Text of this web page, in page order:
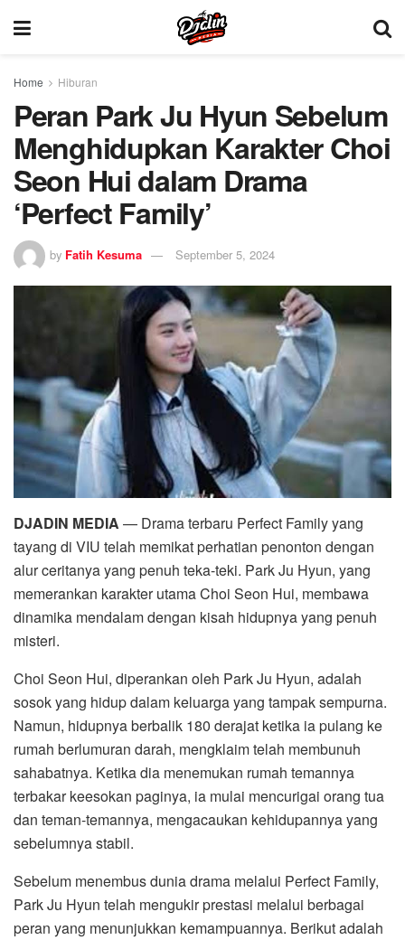
Home Hiburan
Peran Park Ju Hyun Sebelum
Menghidupkan Karakter Choi
Seon Hui dalam Drama
‘Perfect Family’
by Fatih Kesuma September 5, 2024
DJADIN MEDIA — Drama terbaru Perfect Family yang
tayang di VIU telah memikat perhatian penonton dengan
alur ceritanya yang penuh teka-teki. Park Ju Hyun, yang
memerankan karakter utama Choi Seon Hui, membawa
dinamika mendalam dengan kisah hidupnya yang penuh
misteri.
Choi Seon Hui, diperankan oleh Park Ju Hyun, adalah
sosok yang hidup dalam keluarga yang tampak sempurna.
Namun, hidupnya berbalik 180 derajat ketika ia pulang ke
rumah berlumuran darah, mengklaim telah membunuh
sahabatnya. Ketika dia menemukan rumah temannya
terbakar keesokan paginya, ia mulai mencurigai orang tua
dan teman-temannya, mengacaukan kehidupannya yang
sebelumnya stabil.
Sebelum menembus dunia drama melalui Perfect Family,
Park Ju Hyun telah mengukir prestasi melalui berbagai
peran yang menunjukkan kemampuannya. Berikut adalah